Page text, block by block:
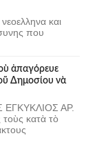
και
που
ἀπαγόρευε
Δημοσίου νὰ
ΑΡ.
κατὰ τὸ